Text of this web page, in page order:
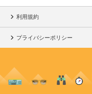
利用規約
プライバシーポリシー